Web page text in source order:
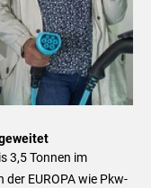
3,5 Tonnen im
EUROPA wie Pkw-